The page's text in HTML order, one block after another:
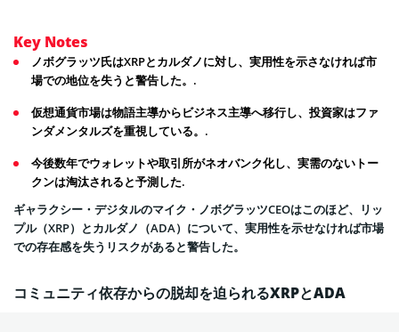
Key Notes
ノボグラッツ氏はXRPとカルダノに対し、実用性を示さなければ市
場での地位を失うと警告した。.
仮想通貨市場は物語主導からビジネス主導へ移行し、投資家はファ
ンダメンタルズを重視している。.
今後数年でウォレットや取引所がネオバンク化し、実需のないトー
クンは淘汰されると予測した.
ギャラクシー・デジタルのマイク・ノボグラッツCEOはこのほど、リッ
プル（XRP）とカルダノ（ADA）について、実用性を示せなければ市場
での存在感を失うリスクがあると警告した。
コミュニティ依存からの脱却を迫られるXRPとADA